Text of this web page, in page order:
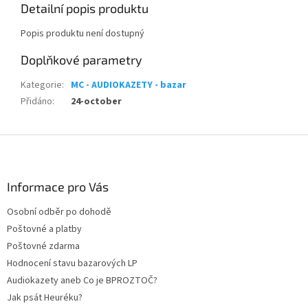
Detailní popis produktu
Popis produktu není dostupný
Doplňkové parametry
Kategorie: MC - AUDIOKAZETY - bazar
Přidáno: 24-october
Informace pro Vás
Osobní odběr po dohodě
Poštovné a platby
Poštovné zdarma
Hodnocení stavu bazarových LP
Audiokazety aneb Co je BPROZTOČ?
Jak psát Heuréku?